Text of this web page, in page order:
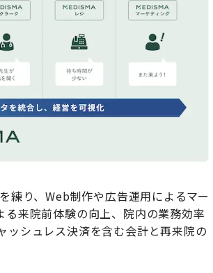
練り、Web制作や広告運用によるマー
来院前体験の向上、院内の業務効率
ッシュレス決済を含む会計と再来院の